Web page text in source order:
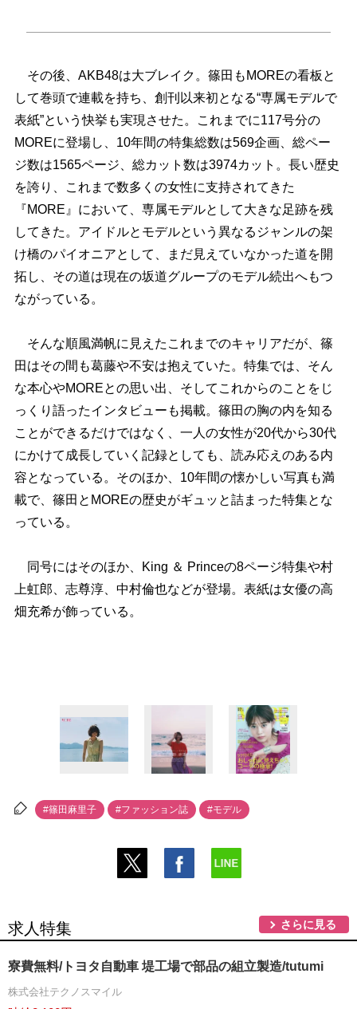
その後、AKB48は大ブレイク。篠田もMOREの看板と
して巻頭で連載を持ち、創刊以来初となる“専属モデルで
表紙”という快挙も実現させた。これまでに117号分の
MOREに登場し、10年間の特集総数は569企画、総ペー
ジ数は1565ページ、総カット数は3974カット。長い歴史
を誇り、これまで数多くの女性に支持されてきた
『MORE』において、専属モデルとして大きな足跡を残
してきた。アイドルとモデルという異なるジャンルの架
け橋のパイオニアとして、まだ見えていなかった道を開
拓し、その道は現在の坂道グループのモデル続出へもつ
ながっている。
そんな順風満帆に見えたこれまでのキャリアだが、篠
田はその間も葛藤や不安は抱えていた。特集では、そん
な本心やMOREとの思い出、そしてこれからのことをじ
っくり語ったインタビューも掲載。篠田の胸の内を知る
ことができるだけではなく、一人の女性が20代から30代
にかけて成長していく記録としても、読み応えのある内
容となっている。そのほか、10年間の懐かしい写真も満
載で、篠田とMOREの歴史がギュッと詰まった特集とな
っている。
同号にはそのほか、King ＆ Princeの8ページ特集や村
上虹郎、志尊淳、中村倫也などが登場。表紙は女優の高
畑充希が飾っている。
#篠田麻里子 #ファッション誌 #モデル
求人特集 さらに見る
寮費無料/トヨタ自動車 堤工場で部品の組立製造/tutumi
株式会社テクノスマイル